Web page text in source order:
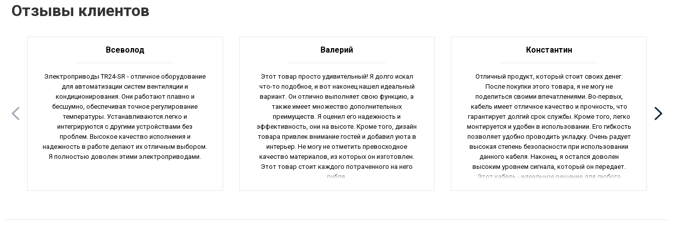
Отзывы клиентов
Всеволод
Электроприводы TR24-SR - отличное оборудование
для автоматизации систем вентиляции и
кондиционирования. Они работают плавно и
бесшумно, обеспечивая точное регулирование
температуры. Устанавливаются легко и
интегрируются с другими устройствами без
проблем. Высокое качество исполнения и
надежность в работе делают их отличным выбором.
Я полностью доволен этими электроприводами.
Валерий
Этот товар просто удивительный! Я долго искал
что-то подобное, и вот наконец нашел идеальный
вариант. Он отлично выполняет свою функцию, а
также имеет множество дополнительных
преимуществ. Я оценил его надежность и
эффективность, они на высоте. Кроме того, дизайн
товара привлек внимание гостей и добавил уюта в
интерьер. Не могу не отметить превосходное
качество материалов, из которых он изготовлен.
Этот товар стоит каждого потраченного на него
рубля.
Константин
Отличный продукт, который стоит своих денег.
После покупки этого товара, я не могу не
поделиться своими впечатлениями. Во-первых,
кабель имеет отличное качество и прочность, что
гарантирует долгий срок службы. Кроме того, легко
монтируется и удобен в использовании. Его гибкость
позволяет удобно проводить укладку. Очень радует
высокая степень безопасности при использовании
данного кабеля. Наконец, я остался доволен
высоким уровнем сигнала, который он передает.
Этот кабель - идеальное решение для любого